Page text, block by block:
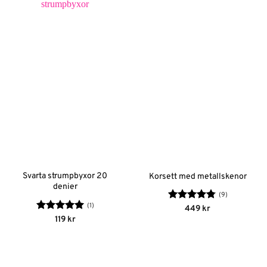
Svarta strumpbyxor 20
denier
Betygsatt
(1)
119 kr
Korsett med metallskenor
Betygsatt
(9)
449 kr